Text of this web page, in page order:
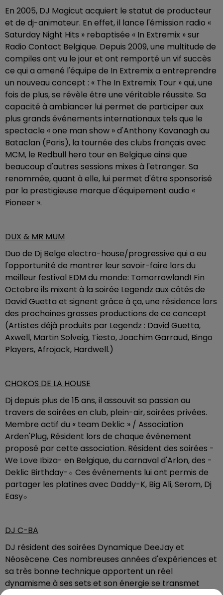
En 2005, DJ Magicut acquiert le statut de producteur
et de dj-animateur. En effet, il lance l'émission radio «
Saturday Night Hits » rebaptisée « In Extremix » sur
Radio Contact Belgique. Depuis 2009, une multitude de
compiles ont vu le jour et ont remporté un vif succès
ce qui a amené l'équipe de In Extremix a entreprendre
un nouveau concept : « The In Extremix Tour » qui, une
fois de plus, se révèle être une véritable réussite. Sa
capacité à ambiancer lui permet de participer aux
plus grands événements internationaux tels que le
spectacle « one man show » d'Anthony Kavanagh au
Bataclan (Paris), la tournée des clubs français avec
MCM, le Redbull hero tour en Belgique ainsi que
beaucoup d'autres sessions mixes à l'etranger. Sa
renommée, quant à elle, lui permet d'être sponsorisé
par la prestigieuse marque d'équipement audio «
Pioneer ».
DUX & MR MUM
Duo de Dj Belge electro-house/progressive qui a eu
l'opportunité de montrer leur savoir-faire lors du
meilleur festival EDM du monde: Tomorrowland! Fin
Octobre ils mixent à la soirée Legendz aux côtés de
David Guetta et signent grâce à ça, une résidence lors
des prochaines grosses productions de ce concept
(Artistes déjà produits par Legendz : David Guetta,
Axwell, Martin Solveig, Tiesto, Joachim Garraud, Bingo
Players, Afrojack, Hardwell.)
CHOKOS DE LA HOUSE
Dj depuis plus de 15 ans, il assouvit sa passion au
travers de soirées en club, plein-air, soirées privées.
Membre actif du « team Deklic » / Association
Arden'Plug, Résident lors de chaque événement
proposé par cette association. Résident des soirées -
We Love Ibiza- en Belgique, du carnaval d'Arlon, des -
Deklic Birthday-⬦ Ces événements lui ont permis de
partager les platines avec Daddy-K, Big Ali, Serom, Dj
Easy⬦
DJ C-BA
DJ résident des soirées Dynamique DeeJay et
Néosècene. Ces nombreuses années d'expériences et
sa très bonne technique apportent un réel
dynamisme à ses sets et son énergie se transmet